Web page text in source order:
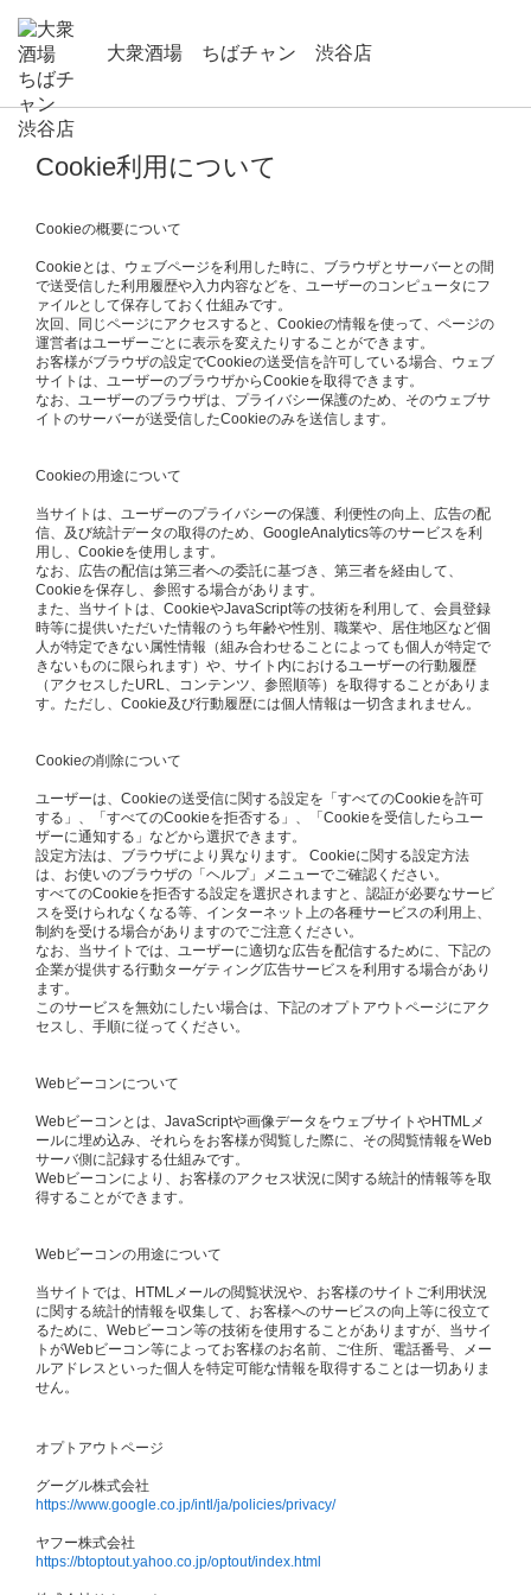
大衆酒場 ちばチャン 渋谷店
Cookie利用について
Cookieの概要について
Cookieとは、ウェブページを利用した時に、ブラウザとサーバーとの間
で送受信した利用履歴や入力内容などを、ユーザーのコンピュータにフ
ァイルとして保存しておく仕組みです。
次回、同じページにアクセスすると、Cookieの情報を使って、ページの
運営者はユーザーごとに表示を変えたりすることができます。
お客様がブラウザの設定でCookieの送受信を許可している場合、ウェブ
サイトは、ユーザーのブラウザからCookieを取得できます。
なお、ユーザーのブラウザは、プライバシー保護のため、そのウェブサ
イトのサーバーが送受信したCookieのみを送信します。
Cookieの用途について
当サイトは、ユーザーのプライバシーの保護、利便性の向上、広告の配
信、及び統計データの取得のため、GoogleAnalytics等のサービスを利
用し、Cookieを使用します。
なお、広告の配信は第三者への委託に基づき、第三者を経由して、
Cookieを保存し、参照する場合があります。
また、当サイトは、CookieやJavaScript等の技術を利用して、会員登録
時等に提供いただいた情報のうち年齢や性別、職業や、居住地区など個
人が特定できない属性情報（組み合わせることによっても個人が特定で
きないものに限られます）や、サイト内におけるユーザーの行動履歴
（アクセスしたURL、コンテンツ、参照順等）を取得することがありま
す。ただし、Cookie及び行動履歴には個人情報は一切含まれません。
Cookieの削除について
ユーザーは、Cookieの送受信に関する設定を「すべてのCookieを許可
する」、「すべてのCookieを拒否する」、「Cookieを受信したらユー
ザーに通知する」などから選択できます。
設定方法は、ブラウザにより異なります。 Cookieに関する設定方法
は、お使いのブラウザの「ヘルプ」メニューでご確認ください。
すべてのCookieを拒否する設定を選択されますと、認証が必要なサービ
スを受けられなくなる等、インターネット上の各種サービスの利用上、
制約を受ける場合がありますのでご注意ください。
なお、当サイトでは、ユーザーに適切な広告を配信するために、下記の
企業が提供する行動ターゲティング広告サービスを利用する場合があり
ます。
このサービスを無効にしたい場合は、下記のオプトアウトページにアク
セスし、手順に従ってください。
Webビーコンについて
Webビーコンとは、JavaScriptや画像データをウェブサイトやHTMLメ
ールに埋め込み、それらをお客様が閲覧した際に、その閲覧情報をWeb
サーバ側に記録する仕組みです。
Webビーコンにより、お客様のアクセス状況に関する統計的情報等を取
得することができます。
Webビーコンの用途について
当サイトでは、HTMLメールの閲覧状況や、お客様のサイトご利用状況
に関する統計的情報を収集して、お客様へのサービスの向上等に役立て
るために、Webビーコン等の技術を使用することがありますが、当サイ
トがWebビーコン等によってお客様のお名前、ご住所、電話番号、メー
ルアドレスといった個人を特定可能な情報を取得することは一切ありま
せん。
オプトアウトページ
グーグル株式会社
https://www.google.co.jp/intl/ja/policies/privacy/
ヤフー株式会社
https://btoptout.yahoo.co.jp/optout/index.html